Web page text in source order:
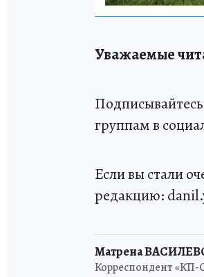
Уважаемые
группам в
Если вы стали
редакцию:
Матрена
Корреспондент «КП-